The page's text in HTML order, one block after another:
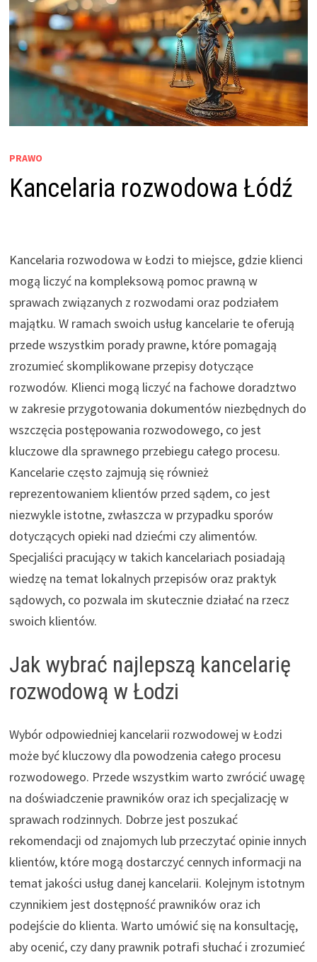
PRAWO
Kancelaria rozwodowa Łódź
Kancelaria rozwodowa w Łodzi to miejsce, gdzie klienci
mogą liczyć na kompleksową pomoc prawną w
sprawach związanych z rozwodami oraz podziałem
majątku. W ramach swoich usług kancelarie te oferują
przede wszystkim porady prawne, które pomagają
zrozumieć skomplikowane przepisy dotyczące
rozwodów. Klienci mogą liczyć na fachowe doradztwo
w zakresie przygotowania dokumentów niezbędnych do
wszczęcia postępowania rozwodowego, co jest
kluczowe dla sprawnego przebiegu całego procesu.
Kancelarie często zajmują się również
reprezentowaniem klientów przed sądem, co jest
niezwykle istotne, zwłaszcza w przypadku sporów
dotyczących opieki nad dziećmi czy alimentów.
Specjaliści pracujący w takich kancelariach posiadają
wiedzę na temat lokalnych przepisów oraz praktyk
sądowych, co pozwala im skutecznie działać na rzecz
swoich klientów.
Jak wybrać najlepszą kancelarię
rozwodową w Łodzi
Wybór odpowiedniej kancelarii rozwodowej w Łodzi
może być kluczowy dla powodzenia całego procesu
rozwodowego. Przede wszystkim warto zwrócić uwagę
na doświadczenie prawników oraz ich specjalizację w
sprawach rodzinnych. Dobrze jest poszukać
rekomendacji od znajomych lub przeczytać opinie innych
klientów, które mogą dostarczyć cennych informacji na
temat jakości usług danej kancelarii. Kolejnym istotnym
czynnikiem jest dostępność prawników oraz ich
podejście do klienta. Warto umówić się na konsultację,
aby ocenić, czy dany prawnik potrafi słuchać i zrozumieć